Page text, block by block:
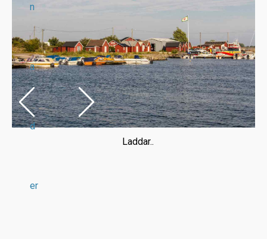
n
a
d
er
Laddar..